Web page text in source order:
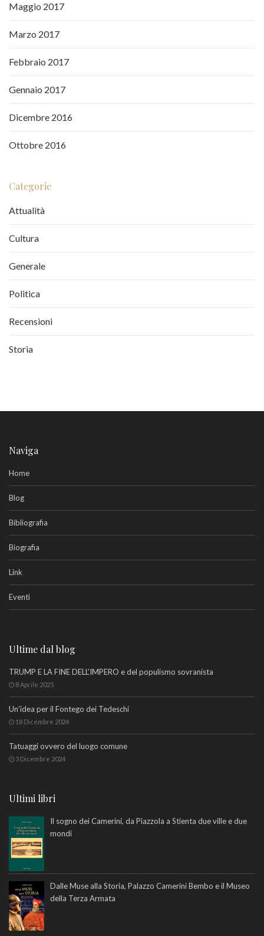
Maggio 2017
Marzo 2017
Febbraio 2017
Gennaio 2017
Dicembre 2016
Ottobre 2016
Categorie
Attualità
Cultura
Generale
Politica
Recensioni
Storia
Naviga
Home
Blog
Bibliografia
Biografia
Link
Eventi
Ultime dal blog
TRUMP E LA FINE DELL’IMPERO e del populismo sovranista
8 Aprile 2025
Un’idea per il Fontego dei Tedeschi
18 Dicembre 2024
Tatuaggi ovvero del luogo comune
3 Dicembre 2024
Ultimi libri
Il sogno dei Camerini, da Piazzola a Stienta due ville e due
mondi
Dalle Muse alla Storia, Palazzo Camerini Bembo e il Museo
della Terza Armata